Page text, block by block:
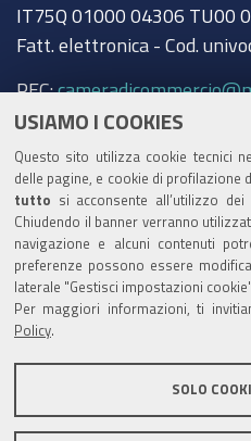
USIAMO I COOKIES
Questo sito utilizza cookie tecnici
delle pagine, e cookie di profilazione
tutto si acconsente all’utilizzo
Chiudendo il banner verranno
navigazione e alcuni contenuti
preferenze possono essere
laterale "Gestisci impostazioni cookie".
Per maggiori informazioni, ti
Policy
SOLO
IT75Q 01000 04306 TU00
Fatt. elettronica - Cod.
PEC:
Trasparenza
Amministrazione
Albo Camerale
Pubblicità Legale
Area riservata